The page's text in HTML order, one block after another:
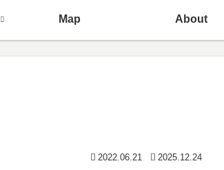
Map About
2022.06.21 2025.12.24